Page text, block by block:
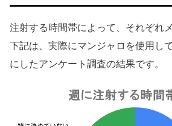
注射する時間帯によって、それぞれ
下記は、実際にマンジャロを使用し
にしたアンケート調査の結果です。